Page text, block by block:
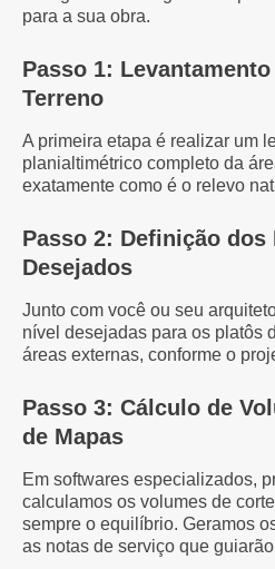
para a sua obra.
Passo 1:
Terreno
A primeira etapa é realizar um
planialtimétrico completo da
exatamente como é o relevo
Passo 2: Definição dos
Desejados
Junto com você ou seu
nível desejadas para os platôs
áreas externas, conforme o
Passo 3: Cálculo de
de Mapas
Em softwares especializados,
calculamos os volumes de
sempre o equilíbrio. Geramos
as notas de serviço que